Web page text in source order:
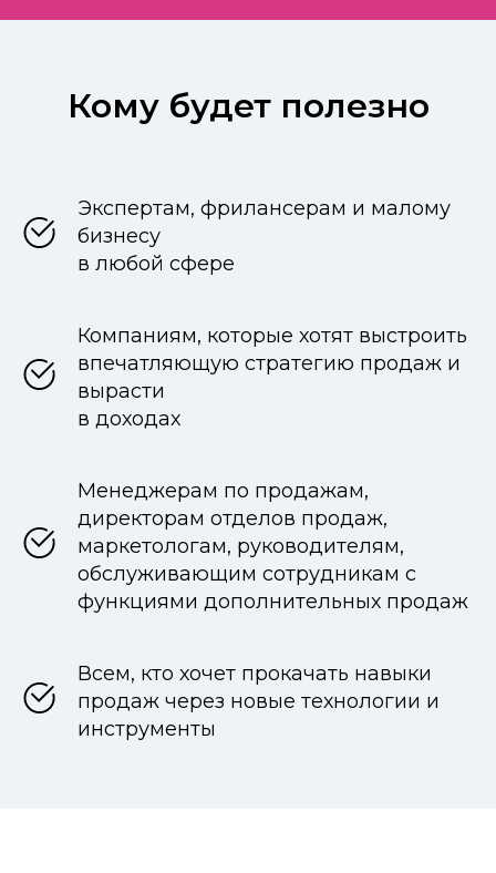
Кому будет полезно
Экспертам, фрилансерам и малому
бизнесу
в любой сфере
Компаниям, которые хотят выстроить
впечатляющую стратегию продаж и
вырасти
в доходах
Менеджерам по продажам,
директорам отделов продаж,
маркетологам, руководителям,
обслуживающим сотрудникам с
функциями дополнительных продаж
Всем, кто хочет прокачать навыки
продаж через новые технологии и
инструменты